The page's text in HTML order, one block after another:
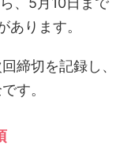
ります。
締切を記録し、
す。